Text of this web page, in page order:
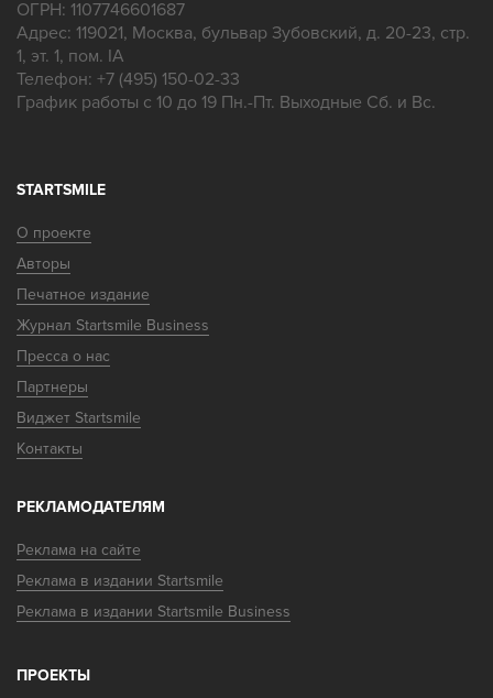
ОГРН: 1107746601687
Адрес: 119021, Москва, бульвар Зубовский, д. 20-23, стр.
1, эт. 1, пом. IA
Телефон: +7 (495) 150-02-33
График работы с 10 до 19 Пн.-Пт. Выходные Сб. и Вс.
STARTSMILE
О проекте
Авторы
Печатное издание
Журнал Startsmile Business
Пресса о нас
Партнеры
Виджет Startsmile
Контакты
РЕКЛАМОДАТЕЛЯМ
Реклама на сайте
Реклама в издании Startsmile
Реклама в издании Startsmile Business
ПРОЕКТЫ